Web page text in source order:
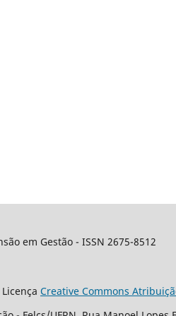
em Gestão - ISSN 2675-8512
Creative Commons